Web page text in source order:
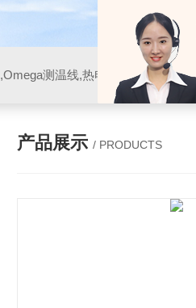
产品展示 / PRODUCTS